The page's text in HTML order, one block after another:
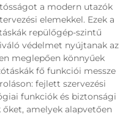
a modern utazók
elemekkel. Ezek a
repülőgép-szintű
védelmet nyújtanak az
meglepően könnyűek
fő funkciói messze
fejlett szervezési
funkciók és biztonsági
amelyek alapvetően